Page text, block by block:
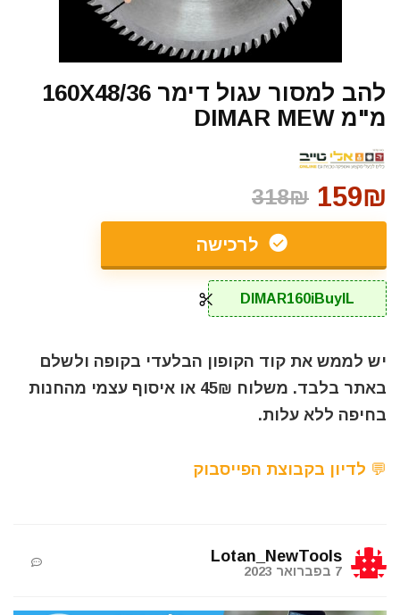
להב למסור עגול דימר 160X48/36
מ"מ DIMAR MEW
159₪
318₪
לרכישה
DIMAR160iBuyIL
יש לממש את קוד הקופון הבלעדי בקופה ולשלם
באתר בלבד. משלוח 45₪ או איסוף עצמי מהחנות
בחיפה ללא עלות.
💬 לדיון בקבוצת הפייסבוק
Lotan_NewTools
7 בפברואר 2023